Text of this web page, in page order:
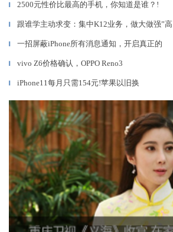
▎ 2500元性价比最高的手机，你知道是谁？!
▎ 跟谁学主动求变：集中K12业务，做大做强”高
▎ 一招屏蔽iPhone所有消息通知，开启真正的
▎ vivo Z6价格确认，OPPO Reno3
▎ iPhone11每月只需154元!苹果以旧换